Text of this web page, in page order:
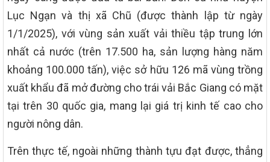
Lục Ngạn và thị xã Chũ (được thành lập từ ngày
1/1/2025), với vùng sản xuất vải thiều tập trung lớn
nhất cả nước (trên 17.500 ha, sản lượng hàng năm
khoảng 100.000 tấn), việc sở hữu 126 mã vùng trồng
xuất khẩu đã mở đường cho trái vải Bắc Giang có mặt
tại trên 30 quốc gia, mang lại giá trị kinh tế cao cho
người nông dân.
Trên thực tế, ngoài những thành tựu đạt được, thẳng